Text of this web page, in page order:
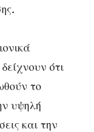
ότι
το
υψηλή
και την